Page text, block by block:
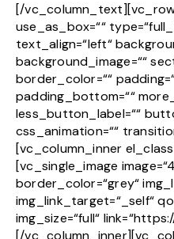
[/
use_as_box=““
text_align=“left“
background_image=““
border_color=““
padding_bottom=““
less_button_label=““
css_animation=““
[vc_column_inner
[vc_single_image
border_color=“grey“
img_link_target=“_self“
img_size=“full“
[/